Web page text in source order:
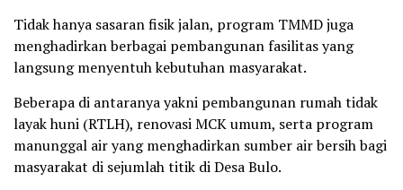
Tidak hanya sasaran fisik jalan, program TMMD juga
menghadirkan berbagai pembangunan fasilitas yang
langsung menyentuh kebutuhan masyarakat.
Beberapa di antaranya yakni pembangunan rumah tidak
layak huni (RTLH), renovasi MCK umum, serta program
manunggal air yang menghadirkan sumber air bersih bagi
masyarakat di sejumlah titik di Desa Bulo.